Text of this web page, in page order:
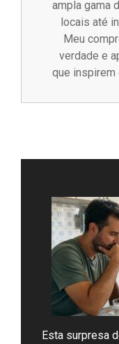
ampla gama
locais até
Meu
verdade e
que
Esta surpresa